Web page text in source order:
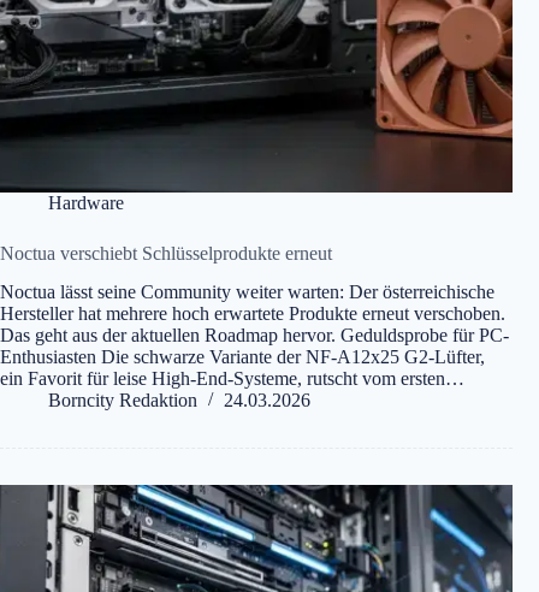
Hardware
Noctua verschiebt Schlüsselprodukte erneut
Noctua lässt seine Community weiter warten: Der österreichische
Hersteller hat mehrere hoch erwartete Produkte erneut verschoben.
Das geht aus der aktuellen Roadmap hervor. Geduldsprobe für PC-
Enthusiasten Die schwarze Variante der NF-A12x25 G2-Lüfter,
ein Favorit für leise High-End-Systeme, rutscht vom ersten…
Borncity Redaktion
24.03.2026